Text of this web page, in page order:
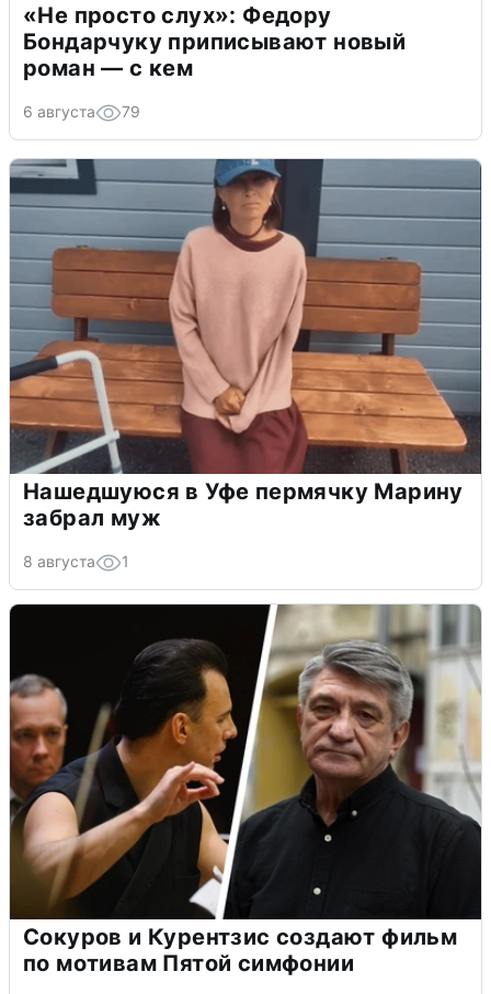
«Не просто слух»: Федору
Бондарчуку приписывают новый
роман — с кем
6 августа 79
Нашедшуюся в Уфе пермячку Марину
забрал муж
8 августа 1
Сокуров и Курентзис создают фильм
по мотивам Пятой симфонии